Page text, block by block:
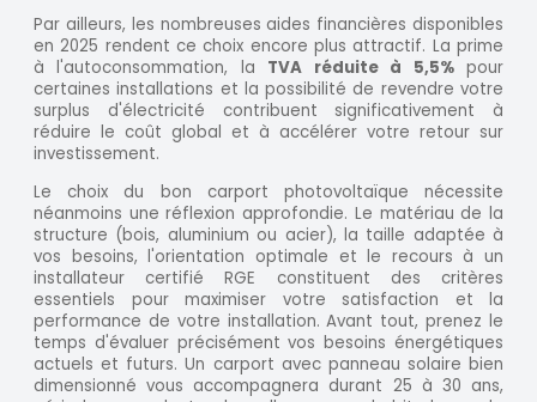
Par ailleurs, les nombreuses aides financières disponibles
en 2025 rendent ce choix encore plus attractif. La prime
à l'autoconsommation, la TVA réduite à 5,5%pour
certaines installations et la possibilité de revendre votre
surplus d'électricité contribuent significativement à
réduire le coût global et à accélérer votre retour sur
investissement.
Le choix du bon carport photovoltaïque nécessite
néanmoins une réflexion approfondie. Le matériau de la
structure (bois, aluminium ou acier), la taille adaptée à
vos besoins, l'orientation optimale et le recours à un
installateur certifié RGE constituent des critères
essentiels pour maximiser votre satisfaction et la
performance de votre installation. Avant tout, prenez le
temps d'évaluer précisément vos besoins énergétiques
actuels et futurs. Un carport avec panneau solaire bien
dimensionné vous accompagnera durant 25 à 30 ans,